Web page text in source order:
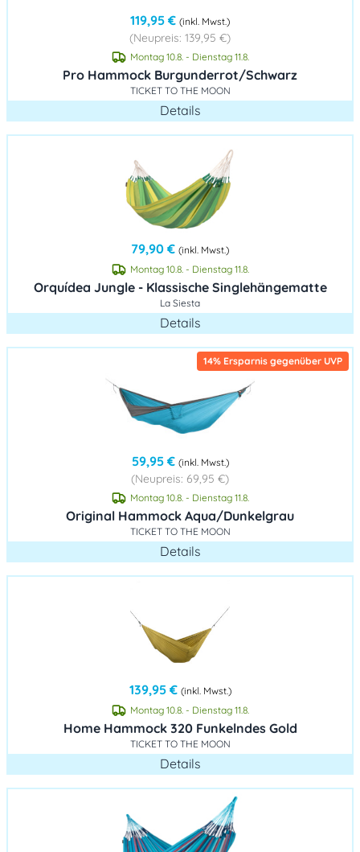
119,95 € (inkl. Mwst.)
(Neupreis: 139,95 €)
Montag 10.8. - Dienstag 11.8.
Pro Hammock Burgunderrot/Schwarz
TICKET TO THE MOON
Details
79,90 € (inkl. Mwst.)
Montag 10.8. - Dienstag 11.8.
Orquídea Jungle - Klassische Singlehängematte
La Siesta
Details
14% Ersparnis gegenüber UVP
59,95 € (inkl. Mwst.)
(Neupreis: 69,95 €)
Montag 10.8. - Dienstag 11.8.
Original Hammock Aqua/Dunkelgrau
TICKET TO THE MOON
Details
139,95 € (inkl. Mwst.)
Montag 10.8. - Dienstag 11.8.
Home Hammock 320 Funkelndes Gold
TICKET TO THE MOON
Details